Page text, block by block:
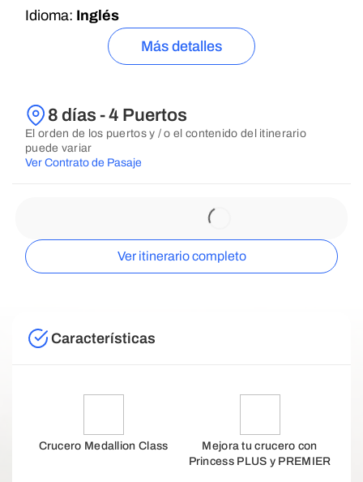
Idioma: Inglés
Más detalles
8 días - 4 Puertos
El orden de los puertos y / o el contenido del itinerario
puede variar
Ver Contrato de Pasaje
Ver itinerario completo
Características
Crucero Medallion Class
Mejora tu crucero con
Princess PLUS y PREMIER